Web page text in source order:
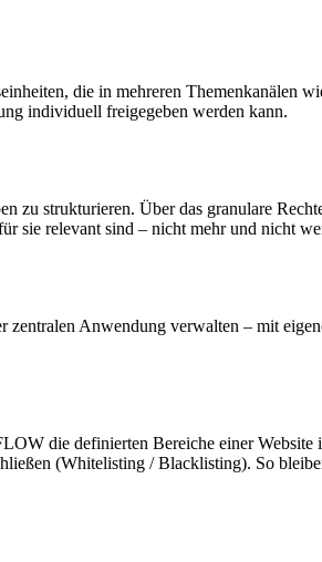
die in mehreren Themenkanälen
individuell freigegeben werden kann.
zu strukturieren. Über das granulare
sie relevant sind – nicht mehr und nicht
Anwendung verwalten – mit
die definierten Bereiche einer Website
(Whitelisting / Blacklisting). So